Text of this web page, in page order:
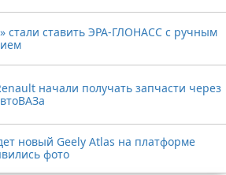
стали ставить ЭРА-ГЛОНАСС с ручным
начали получать запчасти через
новый Geely Atlas на платформе
фото